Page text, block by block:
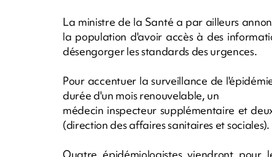
La ministre de la Santé a par ailleurs
la population d'avoir accès à des
désengorger les standards des urgences.
Pour accentuer la surveillance de
durée d'un mois renouvelable, un
médecin inspecteur supplémentaire et
(direction des affaires sanitaires et sociales).
Quatre épidémiologistes viendront